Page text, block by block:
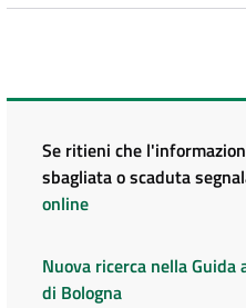
Se ritieni che
sbagliata o scaduta
online
Nuova ricerca nella Guida
di Bologna